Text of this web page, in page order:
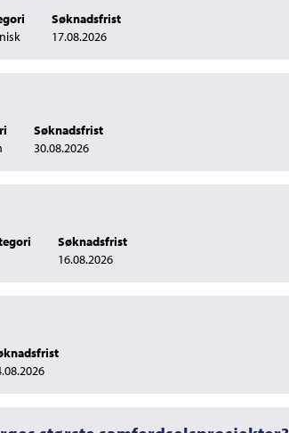
Søknadsfrist
17.08.2026
Søknadsfrist
30.08.2026
Søknadsfrist
16.08.2026